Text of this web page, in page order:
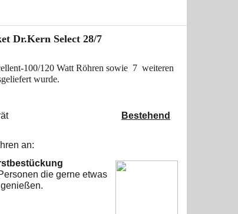
Dr.Kern Select 28/7
100/120 Watt Röhren sowie 7 weiteren
wurde.
für Ihr Gerät
Bestehend
an:
die gerne etwas